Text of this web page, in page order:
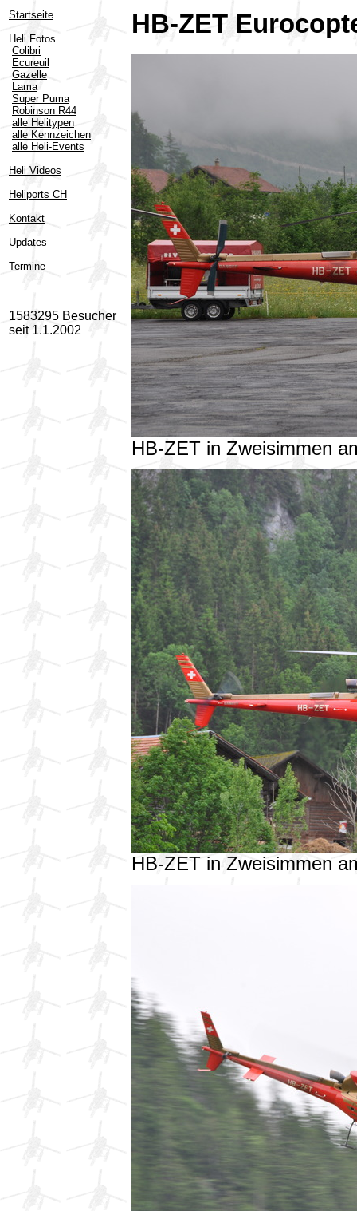
Startseite
Heli Fotos
Colibri
Ecureuil
Gazelle
Lama
Super Puma
Robinson R44
alle Helitypen
alle Kennzeichen
alle Heli-Events
Heli Videos
Heliports CH
Kontakt
Updates
Termine
1583295 Besucher
seit 1.1.2002
HB-ZET
HB-ZET in Zweisimmen
HB-ZET in Zweisimmen